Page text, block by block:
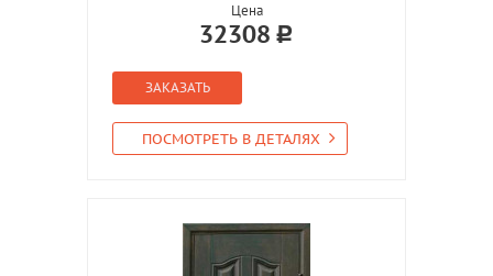
Цена
32308
ЗАКАЗАТЬ
ПОСМОТРЕТЬ В ДЕТАЛЯХ